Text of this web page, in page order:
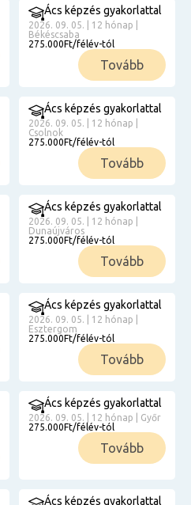
Ács képzés gyakorlattal
2026. 09. 05. | 12 hónap |
Békéscsaba
275.000Ft/félév-tól
Tovább
Ács képzés gyakorlattal
2026. 09. 05. | 12 hónap |
Csolnok
275.000Ft/félév-tól
Tovább
Ács képzés gyakorlattal
2026. 09. 05. | 12 hónap |
Dunaújváros
275.000Ft/félév-tól
Tovább
Ács képzés gyakorlattal
2026. 09. 05. | 12 hónap |
Esztergom
275.000Ft/félév-tól
Tovább
Ács képzés gyakorlattal
2026. 09. 05. | 12 hónap | Győr
275.000Ft/félév-tól
Tovább
Ács képzés gyakorlattal